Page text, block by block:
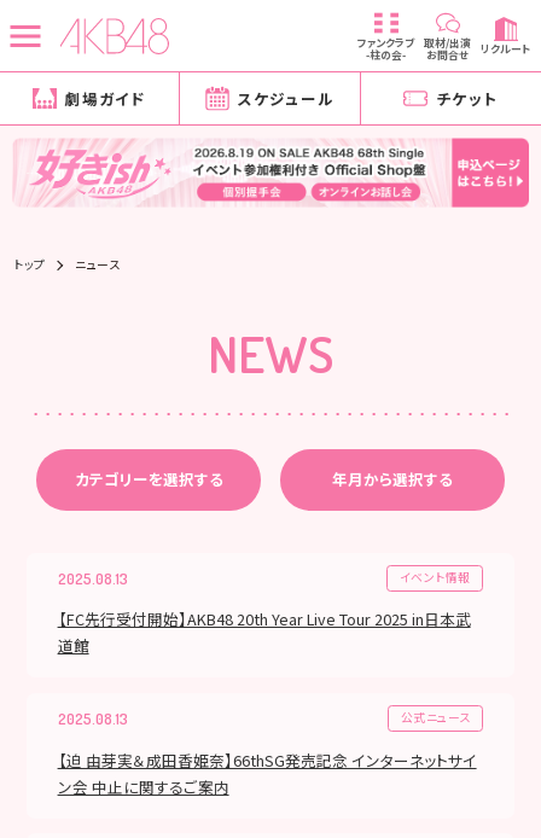
ファンクラブ
-柱の会-
取材/出演
お問合せ リクルート
劇場ガイド スケジュール チケット
トップ ニュース
NEWS
カテゴリーを選択する 年月から選択する
2025.08.13 イベント情報
【FC先行受付開始】AKB48 20th Year Live Tour 2025 in日本武
道館
2025.08.13 公式ニュース
【迫 由芽実＆成田香姫奈】66thSG発売記念 インターネットサイ
ン会 中止に関するご案内